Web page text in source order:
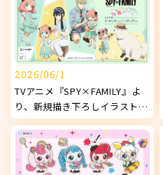
2026/06/1
TVアニメ『SPY×FAMILY』よ
り、新規描き下ろしイラストを
使用したオリジナルグッズが発
売決定！